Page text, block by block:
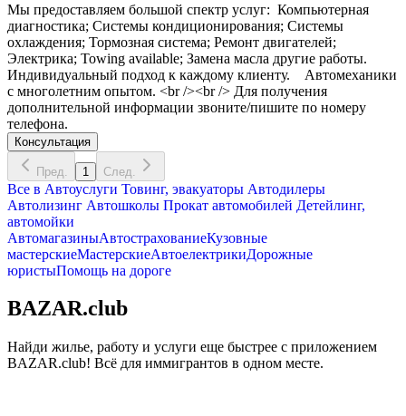
Мы предоставляем большой спектр услуг: Компьютерная
диагностика; Системы кондиционирования; Системы
охлаждения; Тормозная система; Ремонт двигателей;
Электрика; Towing available; Замена масла другие работы.
Индивидуальный подход к каждому клиенту. Автомеханики
c многолетним опытом. <br /><br /> Для получения
дополнительной информации звоните/пишите по номеру
телефона.
Консультация
Пред. 1 След.
Все в Автоуслуги Товинг, эвакуаторы Автодилеры
Автолизинг Автошколы Прокат автомобилей Детейлинг,
автомойки
АвтомагазиныАвтострахованиеКузовные
мастерскиеМастерскиеАвтоелектрикиДорожные
юристыПомощь на дороге
BAZAR.club
Найди жилье, работу и услуги еще быстрее с приложением
BAZAR.club! Всё для иммигрантов в одном месте.